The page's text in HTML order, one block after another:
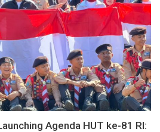
Agenda HUT ke-81 RI: